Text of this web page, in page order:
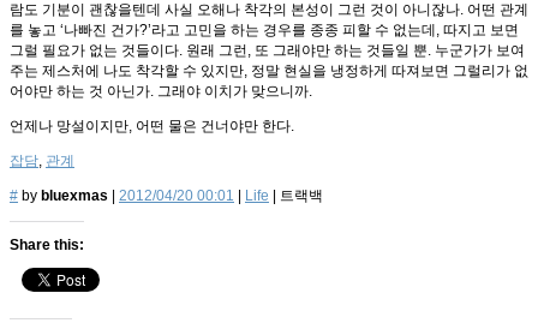
람도 기분이 괜찮을텐데 사실 오해나 착각의 본성이 그런 것이 아니잖나. 어떤 관계
를 놓고 ‘나빠진 건가?’라고 고민을 하는 경우를 종종 피할 수 없는데, 따지고 보면
그럴 필요가 없는 것들이다. 원래 그런, 또 그래야만 하는 것들일 뿐. 누군가가 보여
주는 제스처에 나도 착각할 수 있지만, 정말 현실을 냉정하게 따져보면 그럴리가 없
어야만 하는 것 아닌가. 그래야 이치가 맞으니까.
언제나 망설이지만, 어떤 물은 건너야만 한다.
잡담, 관계
# by bluexmas 2012/04/20 00:01 Life 트랙백
Share this: